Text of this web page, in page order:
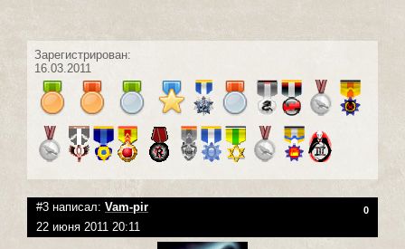
Зарегистрирован:
16.03.2011
#3 написал: Vam-pir 0
22 июня 2011 20:11